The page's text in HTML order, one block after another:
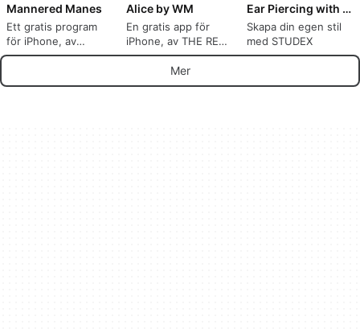
Mannered Manes
Ett gratis program
för iPhone, av
Mannered Manes
Alice by WM
En gratis app för
iPhone, av THE RED
KIWI SOCIEDAD
LIMITADA.
Ear Piercing with STUDEX
Skapa din egen stil
med STUDEX
Mer